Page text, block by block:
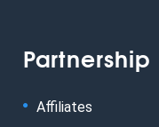
Partnership
Affiliates